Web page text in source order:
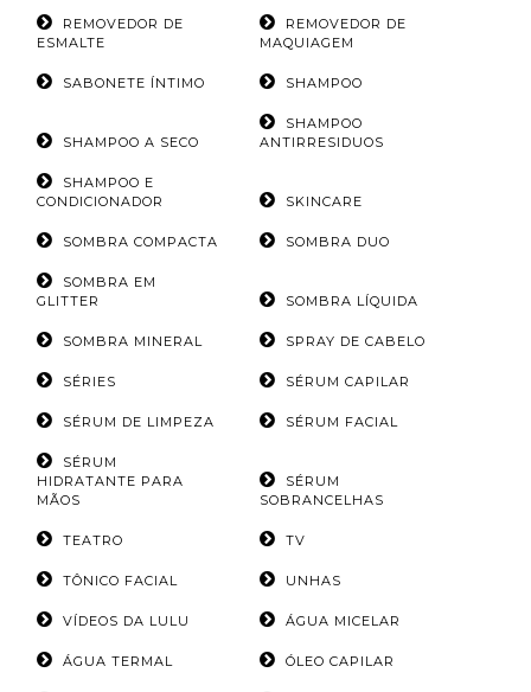
REMOVEDOR DE
ESMALTE
REMOVEDOR DE
MAQUIAGEM
SABONETE ÍNTIMO SHAMPOO
SHAMPOO A SECO
SHAMPOO
ANTIRRESIDUOS
SHAMPOO E
CONDICIONADOR
SKINCARE
SOMBRA COMPACTA SOMBRA DUO
SOMBRA EM
GLITTER
SOMBRA LÍQUIDA
SOMBRA MINERAL SPRAY DE CABELO
SÉRIES SÉRUM CAPILAR
SÉRUM DE LIMPEZA SÉRUM FACIAL
SÉRUM
HIDRATANTE PARA
MÃOS
SÉRUM
SOBRANCELHAS
TEATRO TV
TÔNICO FACIAL UNHAS
VÍDEOS DA LULU ÁGUA MICELAR
ÁGUA TERMAL ÓLEO CAPILAR